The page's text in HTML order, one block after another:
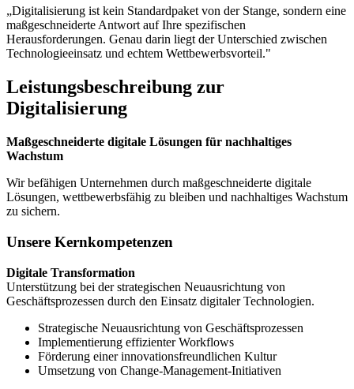
„Digitalisierung ist kein Standardpaket von der Stange, sondern eine
maßgeschneiderte Antwort auf Ihre spezifischen
Herausforderungen. Genau darin liegt der Unterschied zwischen
Technologieeinsatz und echtem Wettbewerbsvorteil."
Leistungsbeschreibung zur
Digitalisierung
Maßgeschneiderte digitale Lösungen für nachhaltiges
Wachstum
Wir befähigen Unternehmen durch maßgeschneiderte digitale
Lösungen, wettbewerbsfähig zu bleiben und nachhaltiges Wachstum
zu sichern.
Unsere Kernkompetenzen
Digitale Transformation
Unterstützung bei der strategischen Neuausrichtung von
Geschäftsprozessen durch den Einsatz digitaler Technologien.
Strategische Neuausrichtung von Geschäftsprozessen
Implementierung effizienter Workflows
Förderung einer innovationsfreundlichen Kultur
Umsetzung von Change-Management-Initiativen